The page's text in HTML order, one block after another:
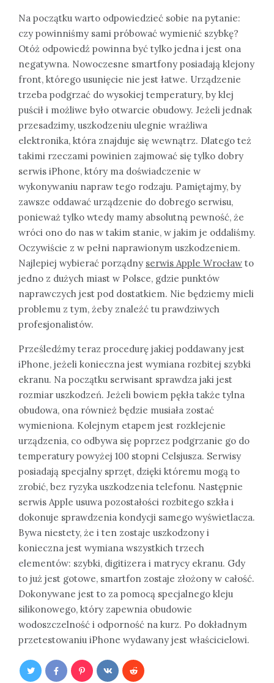
Na początku warto odpowiedzieć sobie na pytanie:
czy powinniśmy sami próbować wymienić szybkę?
Otóż odpowiedź powinna być tylko jedna i jest ona
negatywna. Nowoczesne smartfony posiadają klejony
front, którego usunięcie nie jest łatwe. Urządzenie
trzeba podgrzać do wysokiej temperatury, by klej
puścił i możliwe było otwarcie obudowy. Jeżeli jednak
przesadzimy, uszkodzeniu ulegnie wrażliwa
elektronika, która znajduje się wewnątrz. Dlatego też
takimi rzeczami powinien zajmować się tylko dobry
serwis iPhone, który ma doświadczenie w
wykonywaniu napraw tego rodzaju. Pamiętajmy, by
zawsze oddawać urządzenie do dobrego serwisu,
ponieważ tylko wtedy mamy absolutną pewność, że
wróci ono do nas w takim stanie, w jakim je oddaliśmy.
Oczywiście z w pełni naprawionym uszkodzeniem.
Najlepiej wybierać porządny serwis Apple Wrocław to
jedno z dużych miast w Polsce, gdzie punktów
naprawczych jest pod dostatkiem. Nie będziemy mieli
problemu z tym, żeby znaleźć tu prawdziwych
profesjonalistów.
Prześledźmy teraz procedurę jakiej poddawany jest
iPhone, jeżeli konieczna jest wymiana rozbitej szybki
ekranu. Na początku serwisant sprawdza jaki jest
rozmiar uszkodzeń. Jeżeli bowiem pękła także tylna
obudowa, ona również będzie musiała zostać
wymieniona. Kolejnym etapem jest rozklejenie
urządzenia, co odbywa się poprzez podgrzanie go do
temperatury powyżej 100 stopni Celsjusza. Serwisy
posiadają specjalny sprzęt, dzięki któremu mogą to
zrobić, bez ryzyka uszkodzenia telefonu. Następnie
serwis Apple usuwa pozostałości rozbitego szkła i
dokonuje sprawdzenia kondycji samego wyświetlacza.
Bywa niestety, że i ten zostaje uszkodzony i
konieczna jest wymiana wszystkich trzech
elementów: szybki, digitizera i matrycy ekranu. Gdy
to już jest gotowe, smartfon zostaje złożony w całość.
Dokonywane jest to za pomocą specjalnego kleju
silikonowego, który zapewnia obudowie
wodoszczelność i odporność na kurz. Po dokładnym
przetestowaniu iPhone wydawany jest właścicielowi.